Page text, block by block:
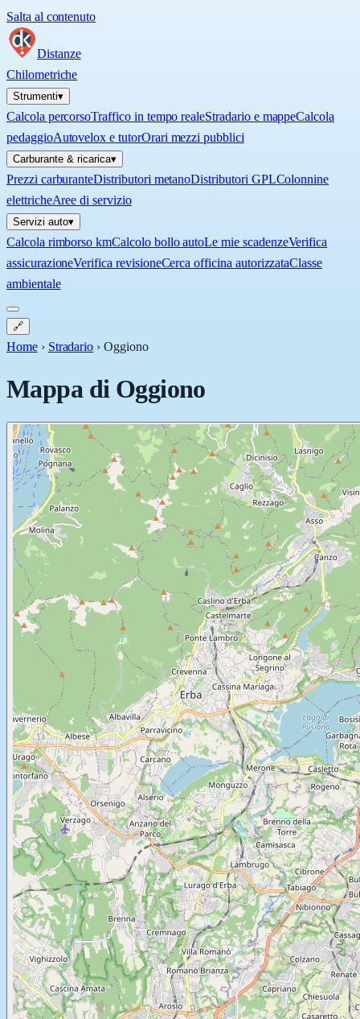
Salta al contenuto
Distanze
Chilometriche
Strumenti▾
Calcola percorsoTraffico in tempo realeStradario e mappeCalcola
pedaggioAutovelox e tutorOrari mezzi pubblici
Carburante & ricarica▾
Prezzi carburanteDistributori metanoDistributori GPLColonnine
elettricheAree di servizio
Servizi auto▾
Calcola rimborso kmCalcolo bollo autoLe mie scadenzeVerifica
assicurazioneVerifica revisioneCerca officina autorizzataClasse
ambientale
🔗
Home › Stradario ›Oggiono
Mappa di Oggiono